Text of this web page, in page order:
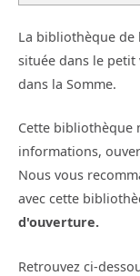
La bibliothèque de
située dans le petit
dans la Somme.
Cette bibliothèque
informations,
Nous vous
avec cette
d'ouverture.
Retrouvez ci-